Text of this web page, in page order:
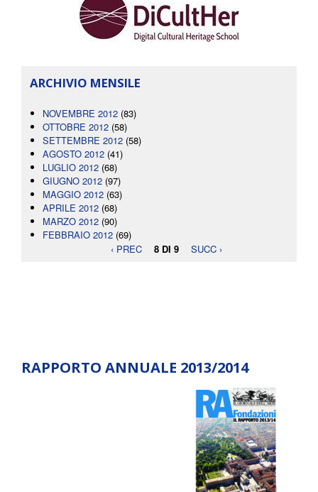
ARCHIVIO MENSILE
NOVEMBRE 2012 (83)
OTTOBRE 2012 (58)
SETTEMBRE 2012 (58)
AGOSTO 2012 (41)
LUGLIO 2012 (68)
GIUGNO 2012 (97)
MAGGIO 2012 (63)
APRILE 2012 (68)
MARZO 2012 (90)
FEBBRAIO 2012 (69)
‹ PREC
8 DI 9 SUCC ›
RAPPORTO ANNUALE 2013/2014